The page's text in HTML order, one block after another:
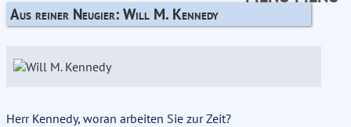
Aus reiner Neugier: Will M. Kennedy
Herr Kennedy, woran arbeiten Sie zur Zeit?